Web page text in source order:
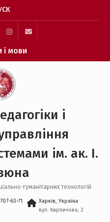
в
Instagram
Mail
і мови
і
ім. ак. І.
гуманітарних технологій
63-71
Харків, Україна
вул. Кирпичова, 2